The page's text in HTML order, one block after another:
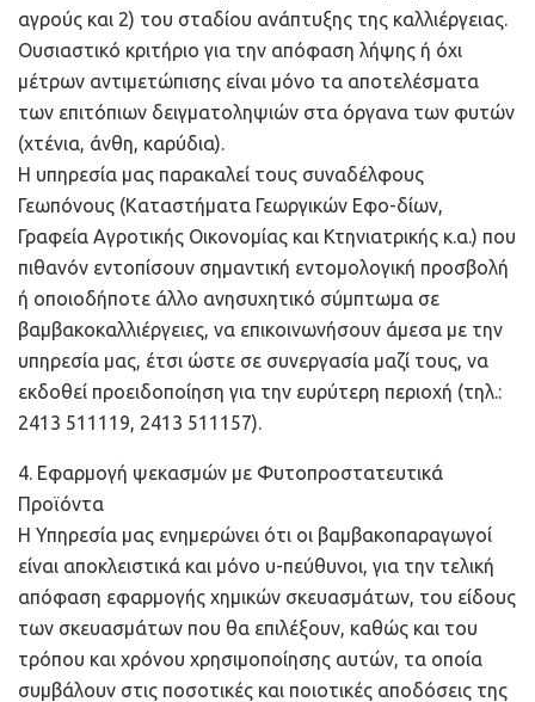
αγρούς και 2) του σταδίου ανάπτυξης της καλλιέργειας.
Ουσιαστικό κριτήριο για την απόφαση λήψης ή όχι
μέτρων αντιμετώπισης είναι μόνο τα αποτελέσματα
των επιτόπιων δειγματοληψιών στα όργανα των φυτών
(χτένια, άνθη, καρύδια).
Η υπηρεσία μας παρακαλεί τους συναδέλφους
Γεωπόνους (Καταστήματα Γεωργικών Εφο-δίων,
Γραφεία Αγροτικής Οικονομίας και Κτηνιατρικής κ.α.) που
πιθανόν εντοπίσουν σημαντική εντομολογική προσβολή
ή οποιοδήποτε άλλο ανησυχητικό σύμπτωμα σε
βαμβακοκαλλιέργειες, να επικοινωνήσουν άμεσα με την
υπηρεσία μας, έτσι ώστε σε συνεργασία μαζί τους, να
εκδοθεί προειδοποίηση για την ευρύτερη περιοχή (τηλ.:
2413 511119, 2413 511157).
4. Εφαρμογή ψεκασμών με Φυτοπροστατευτικά
Προϊόντα
Η Υπηρεσία μας ενημερώνει ότι οι βαμβακοπαραγωγοί
είναι αποκλειστικά και μόνο υ-πεύθυνοι, για την τελική
απόφαση εφαρμογής χημικών σκευασμάτων, του είδους
των σκευασμάτων που θα επιλέξουν, καθώς και του
τρόπου και χρόνου χρησιμοποίησης αυτών, τα οποία
συμβάλουν στις ποσοτικές και ποιοτικές αποδόσεις της